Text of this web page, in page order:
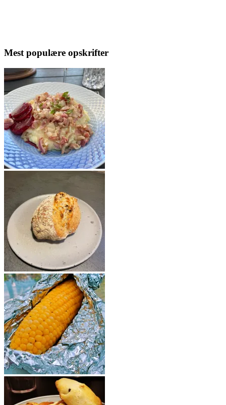
Mest populære opskrifter